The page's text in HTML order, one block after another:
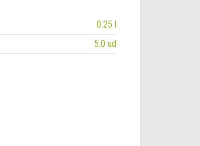
0.25 l
5.0 ud